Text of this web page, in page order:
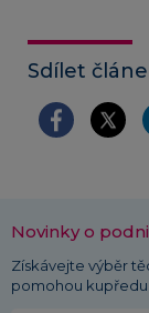
Sdílet
Novinky o
Získávejte výběr
pomohou kupředu